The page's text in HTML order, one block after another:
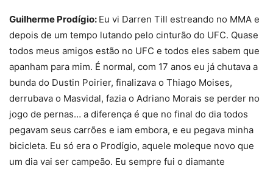
Guilherme Prodígio: Eu vi Darren Till estreando no MMA e
depois de um tempo lutando pelo cinturão do UFC. Quase
todos meus amigos estão no UFC e todos eles sabem que
apanham para mim. É normal, com 17 anos eu já chutava a
bunda do Dustin Poirier, finalizava o Thiago Moises,
derrubava o Masvidal, fazia o Adriano Morais se perder no
jogo de pernas… a diferença é que no final do dia todos
pegavam seus carrões e iam embora, e eu pegava minha
bicicleta. Eu só era o Prodígio, aquele moleque novo que
um dia vai ser campeão. Eu sempre fui o diamante